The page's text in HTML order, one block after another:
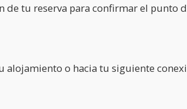
de tu reserva para confirmar el punto
o hacia tu siguiente